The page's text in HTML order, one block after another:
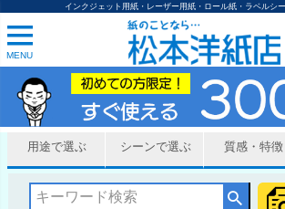
インクジェット用紙・レーザー用紙・ロール紙・ラベルシ
MENU
用途で選ぶ シーンで選ぶ 質感・特徴